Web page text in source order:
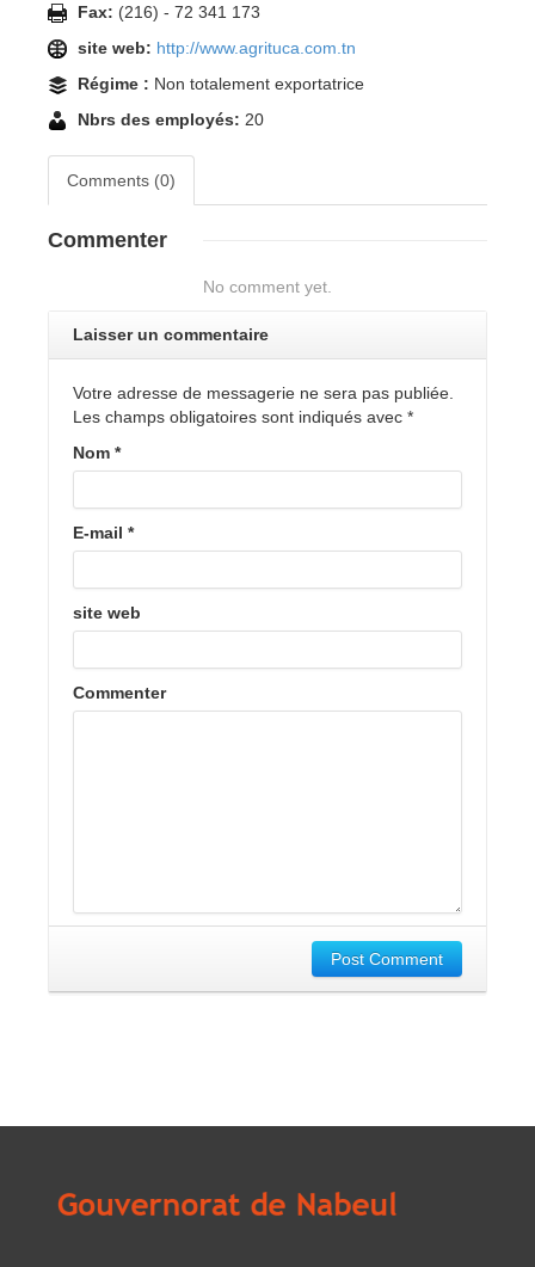
Fax: (216) - 72 341 173
site web: http://www.agrituca.com.tn
Régime : Non totalement exportatrice
Nbrs des employés: 20
Comments (0)
Commenter
No comment yet.
Laisser un commentaire
Votre adresse de messagerie ne sera pas publiée.
Les champs obligatoires sont indiqués avec *
Nom *
E-mail *
site web
Commenter
Post Comment